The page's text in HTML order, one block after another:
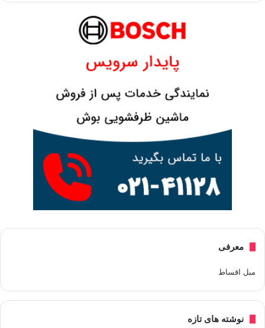
معرفی
مبل اقساط
نوشته های تازه